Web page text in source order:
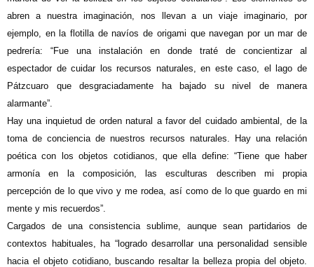
abren a nuestra imaginación, nos llevan a un viaje imaginario, por
ejemplo, en la flotilla de navíos de origami que navegan por un mar de
pedrería: “Fue una instalación en donde traté de concientizar al
espectador de cuidar los recursos naturales, en este caso, el lago de
Pátzcuaro que desgraciadamente ha bajado su nivel de manera
alarmante”.
Hay una inquietud de orden natural a favor del cuidado ambiental, de la
toma de conciencia de nuestros recursos naturales. Hay una relación
poética con los objetos cotidianos, que ella define: “Tiene que haber
armonía en la composición, las esculturas describen mi propia
percepción de lo que vivo y me rodea, así como de lo que guardo en mi
mente y mis recuerdos”.
Cargados de una consistencia sublime, aunque sean partidarios de
contextos habituales, ha “logrado desarrollar una personalidad sensible
hacia el objeto cotidiano, buscando resaltar la belleza propia del objeto.